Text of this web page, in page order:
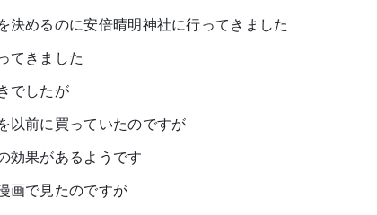
決めるのに安倍晴明神社に行ってきました
てきました
でしたが
以前に買っていたのですが
効果があるようです
画で見たのですが